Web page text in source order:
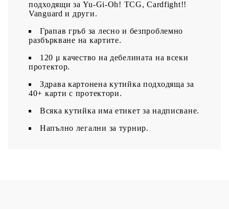
подходящи за Yu-Gi-Oh! TCG, Cardfight!!
Vanguard и други.
Грапав гръб за лесно и безпроблемно
разбъркване на картите.
120 μ качество на дебелината на всеки
протектор.
Здрава картонена кутийка подходяща за
40+ карти с протектори.
Всяка кутийка има етикет за надписване.​
Напълно легални за турнир.